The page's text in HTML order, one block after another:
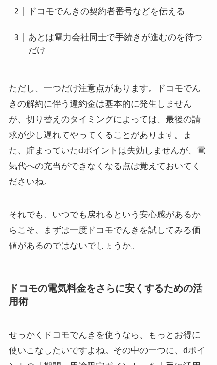
ドコモでんきの契約者番号などを伝える
あとは電力会社同士で手続きが進むのを待つ
だけ
ただし、一つだけ注意点があります。ドコモでん
きの解約に伴う違約金は基本的に発生しません
が、切り替えのタイミングによっては、最後の請
求が少し遅れてやってくることがあります。ま
た、貯まっていたdポイントは失効しませんが、電
気代への充当ができなくなる点は覚えておいてく
ださいね。
それでも、いつでも戻れるという安心感があるか
らこそ、まずは一度ドコモでんきを試してみる価
値があるのではないでしょうか。
ドコモの電気料金をさらに安くするための活
用術
せっかくドコモでんきを使うなら、もっとお得に
使いこなしたいですよね。その中の一つに、dポイ